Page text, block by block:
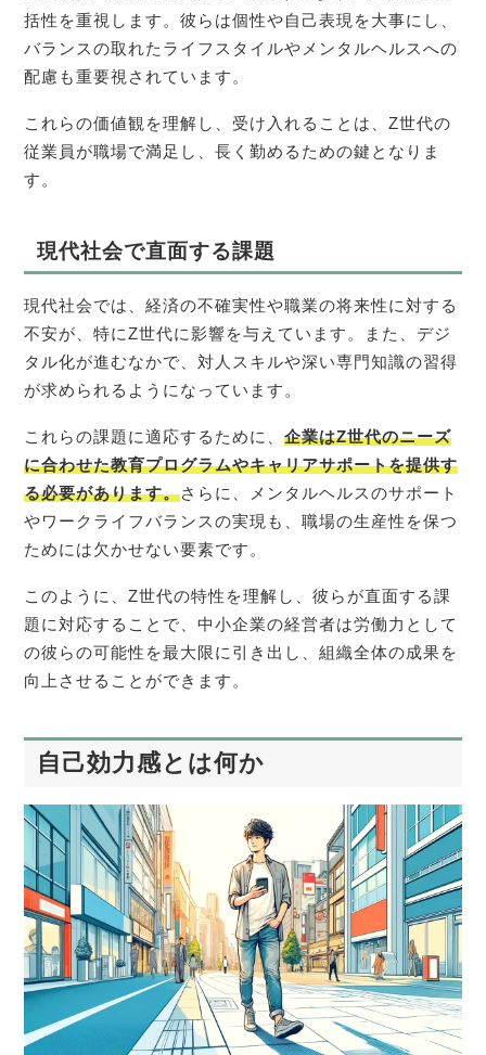
括性を重視します。彼らは個性や自己表現を大事にし、
バランスの取れたライフスタイルやメンタルヘルスへの
配慮も重要視されています。
これらの価値観を理解し、受け入れることは、Z世代の
従業員が職場で満足し、長く勤めるための鍵となりま
す。
現代社会で直面する課題
現代社会では、経済の不確実性や職業の将来性に対する
不安が、特にZ世代に影響を与えています。また、デジ
タル化が進むなかで、対人スキルや深い専門知識の習得
が求められるようになっています。
これらの課題に適応するために、企業はZ世代のニーズ
に合わせた教育プログラムやキャリアサポートを提供す
る必要があります。さらに、メンタルヘルスのサポート
やワークライフバランスの実現も、職場の生産性を保つ
ためには欠かせない要素です。
このように、Z世代の特性を理解し、彼らが直面する課
題に対応することで、中小企業の経営者は労働力として
の彼らの可能性を最大限に引き出し、組織全体の成果を
向上させることができます。
自己効力感とは何か